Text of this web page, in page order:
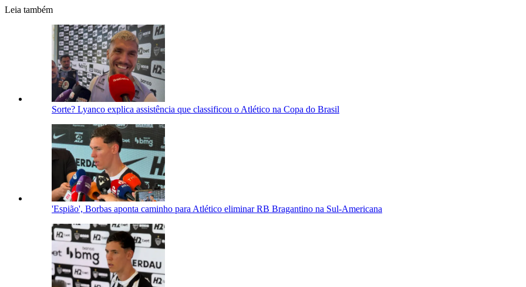
Leia também
Sorte? Lyanco explica assistência que classificou o Atlético na Copa do Brasil
'Espião', Borbas aponta caminho para Atlético eliminar RB Bragantino na Sul-Americana